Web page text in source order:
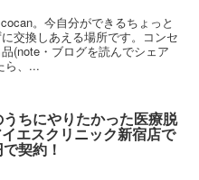
。今自分ができるちょっと
交換しあえる場所です。コンセ
(note・ブログを読んでシェア
ら、...
ちにやりたかった医療脱
エスクリニック新宿店で
契約！